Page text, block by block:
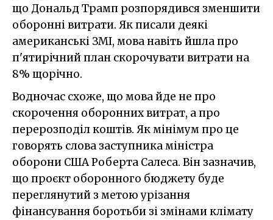
що Дональд Трамп розпорядився зменшити
оборонні витрати. Як писали деякі
американські ЗМІ, мова навіть йшла про
п'ятирічний план скорочувати витрати на
8% щорічно.
Водночас схоже, що мова йде не про
скорочення оборонних витрат, а про
перерозподіл коштів. Як мінімум про це
говорять слова заступника міністра
оборони США Роберта Салеса. Він зазначив,
що проєкт оборонного бюджету буде
переглянутий з метою урізання
фінансування боротьби зі змінами клімату